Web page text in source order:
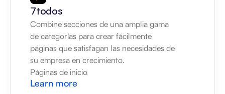
7todos
Combine secciones de una amplia gama
de categorías para crear fácilmente
páginas que satisfagan las necesidades de
su empresa en crecimiento.
Páginas de inicio
Learn more